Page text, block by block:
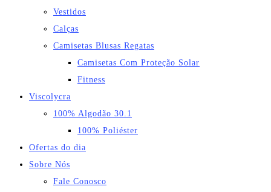
Vestidos
Calças
Camisetas Blusas Regatas
Camisetas Com Proteção Solar
Fitness
Viscolycra
100% Algodão 30.1
100% Poliéster
Ofertas do dia
Sobre Nós
Fale Conosco